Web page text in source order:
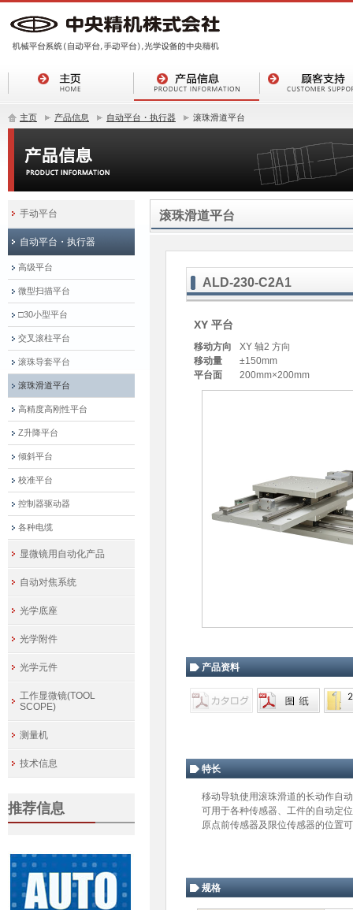
主页 产品信息 自动平台・执行器 滚珠滑道平台
滚珠滑道平台
ALD-230-C2A1
XY 平台
移动方向
XY 轴2 方向
移动量
±150mm
平台面
200mm×200mm
产品资料
特长
移动导轨使用滚珠滑道的长动作自
可用于各种传感器、工件的自动定
原点前传感器及限位传感器的位置
规格
手动平台
自动平台・执行器
高级平台
微型扫描平台
□30小型平台
交叉滚柱平台
滚珠导套平台
滚珠滑道平台
高精度高刚性平台
Z升降平台
倾斜平台
校准平台
控制器驱动器
各种电缆
显微镜用自动化产品
自动对焦系统
光学底座
光学附件
光学元件
工作显微镜(TOOL
SCOPE)
测量机
技术信息
推荐信息